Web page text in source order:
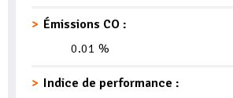
Émissions CO :
0.01 %
Indice de performance :